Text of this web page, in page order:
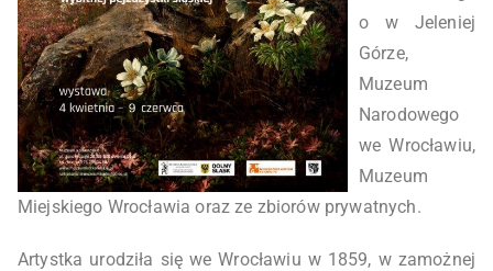
o w Jeleniej
Górze,
Muzeum
Narodowego
we Wrocławiu,
Muzeum
Miejskiego Wrocławia oraz ze zbiorów prywatnych.
Artystka urodziła się we Wrocławiu w 1859, w zamożnej